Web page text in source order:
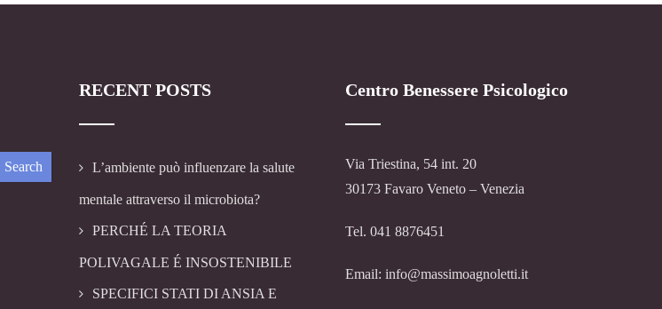
RECENT POSTS
L’ambiente può influenzare la salute
mentale attraverso il microbiota?
PERCHÉ LA TEORIA
POLIVAGALE É INSOSTENIBILE
SPECIFICI STATI DI ANSIA E
Centro Benessere Psicologico
Via Triestina, 54 int. 20
30173 Favaro Veneto – Venezia
Tel. 041 8876451
Email: info@massimoagnoletti.it